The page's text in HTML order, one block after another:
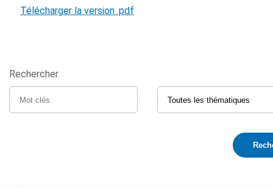
Télécharger la version .pdf
Rechercher